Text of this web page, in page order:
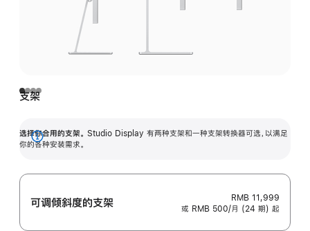
支架
选择你合用的支架。 Studio Display 有两种支架和一种支架转换器可选，以满足
你的各种安装需求。
展
可调倾斜度的支架
RMB 11,999
或 RMB 500/月 (24 期) 起